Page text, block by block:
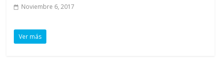
Noviembre 6, 2017
Ver más